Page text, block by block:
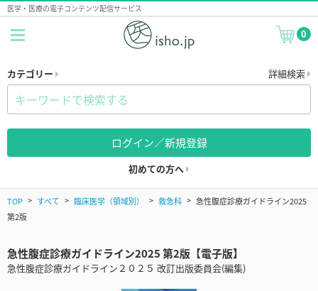
医学・医療の電子コンテンツ配信サービス
0
カテゴリー 詳細検索
ログイン／新規登録
初めての方へ
TOP すべて 臨床医学（領域別） 救急科
急性腹症診療ガイドライン2025
第2版
急性腹症診療ガイドライン2025 第2版【電子版】
急性腹症診療ガイドライン２０２５ 改訂出版委員会(編集)